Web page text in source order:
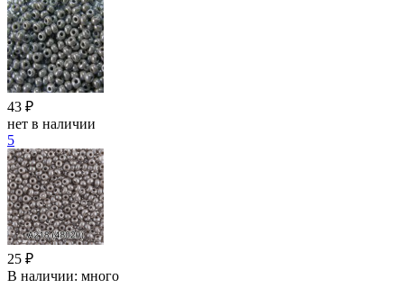
43 ₽
нет в наличии
5
25 ₽
В наличии: много